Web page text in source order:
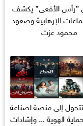
الأفعى” يكشف
الإرهابية وصعود
محمود عزت
إلى منصة لصناعة
الهوية ... وإشادات